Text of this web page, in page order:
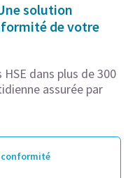
solution
de votre
dans plus de 300
assurée par
conformité